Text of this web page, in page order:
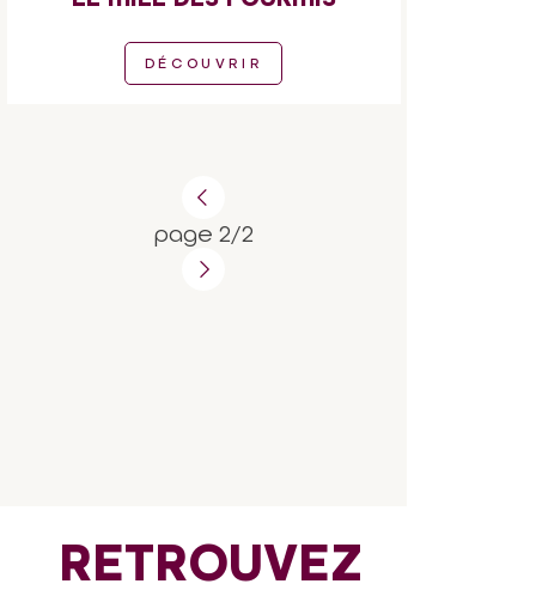
DÉCOUVRIR
page 2/2
RETROUVEZ